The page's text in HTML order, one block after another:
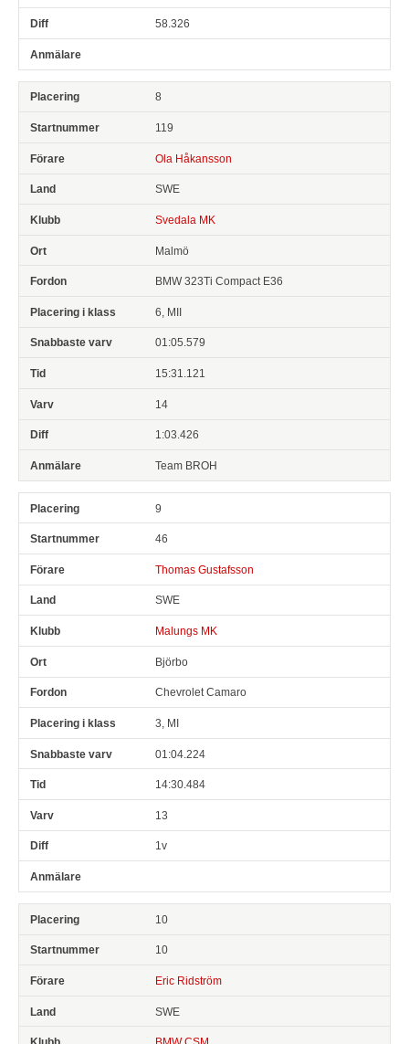
58.326
8
119
Ola Håkansson
SWE
Svedala MK
Malmö
BMW 323Ti Compact E36
6, MII
01:05.579
15:31.121
14
1:03.426
Team BROH
9
46
Thomas Gustafsson
SWE
Malungs MK
Björbo
Chevrolet Camaro
3, MI
01:04.224
14:30.484
13
1v
10
10
Eric Ridström
SWE